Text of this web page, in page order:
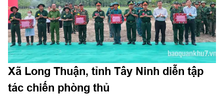
Xã Long Thuận, tỉnh Tây Ninh diễn tập
tác chiến phòng thủ